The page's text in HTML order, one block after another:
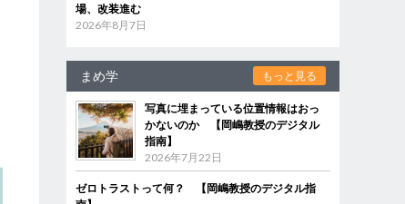
場、改装進む
2026年8月7日
まめ学 もっと見る
写真に埋まっている位置情報はおっ
かないのか 【岡嶋教授のデジタル
指南】
2026年7月22日
ゼロトラストって何？ 【岡嶋教授のデジタル指